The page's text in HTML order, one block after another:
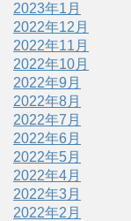
2023年1月
2022年12月
2022年11月
2022年10月
2022年9月
2022年8月
2022年7月
2022年6月
2022年5月
2022年4月
2022年3月
2022年2月